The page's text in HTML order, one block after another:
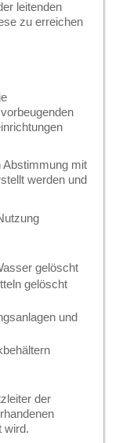
leitenden
zu erreichen
Abstimmung mit
werden und
gelöscht
gelöscht
und
der
wird.